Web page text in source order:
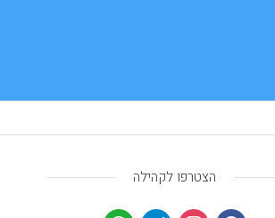
הצטרפו לקהילה